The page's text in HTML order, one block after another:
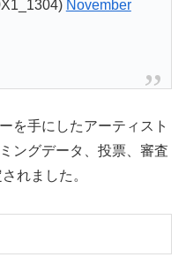
November
を手にしたアーティスト
ングデータ、投票、審査
れました。